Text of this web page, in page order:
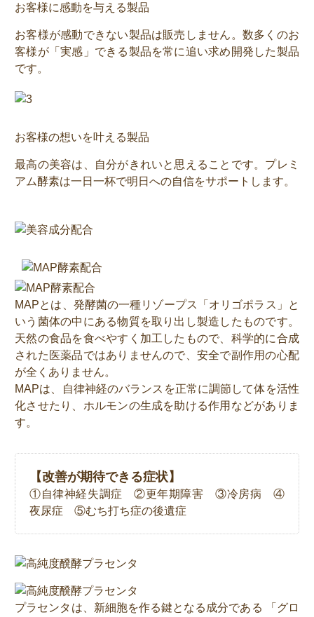
お客様に感動を与える製品
お客様が感動できない製品は販売しません。数多くのお
客様が「実感」できる製品を常に追い求め開発した製品
です。
お客様の想いを叶える製品
最高の美容は、自分がきれいと思えることです。プレミ
アム酵素は一日一杯で明日への自信をサポートします。
MAPとは、発酵菌の一種リゾープス「オリゴポラス」と
いう菌体の中にある物質を取り出し製造したものです。
天然の食品を食べやすく加工したもので、科学的に合成
された医薬品ではありませんので、安全で副作用の心配
が全くありません。
MAPは、自律神経のバランスを正常に調節して体を活性
化させたり、ホルモンの生成を助ける作用などがありま
す。
【改善が期待できる症状】
①自律神経失調症 ②更年期障害 ③冷房病 ④
夜尿症 ⑤むち打ち症の後遺症
プラセンタは、新細胞を作る鍵となる成分である 「グロ